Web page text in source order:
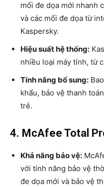
mối đe dọa mới nhanh
và các mối đe dọa từ
Kaspersky.
Hiệu suất hệ thống:
nhiều loại máy tính, từ
Tính năng bổ sung:
khẩu, bảo vệ thanh
trẻ.
4. McAfee Total
Khả năng bảo vệ:
với tính năng bảo vệ
đe dọa mới và bảo vệ